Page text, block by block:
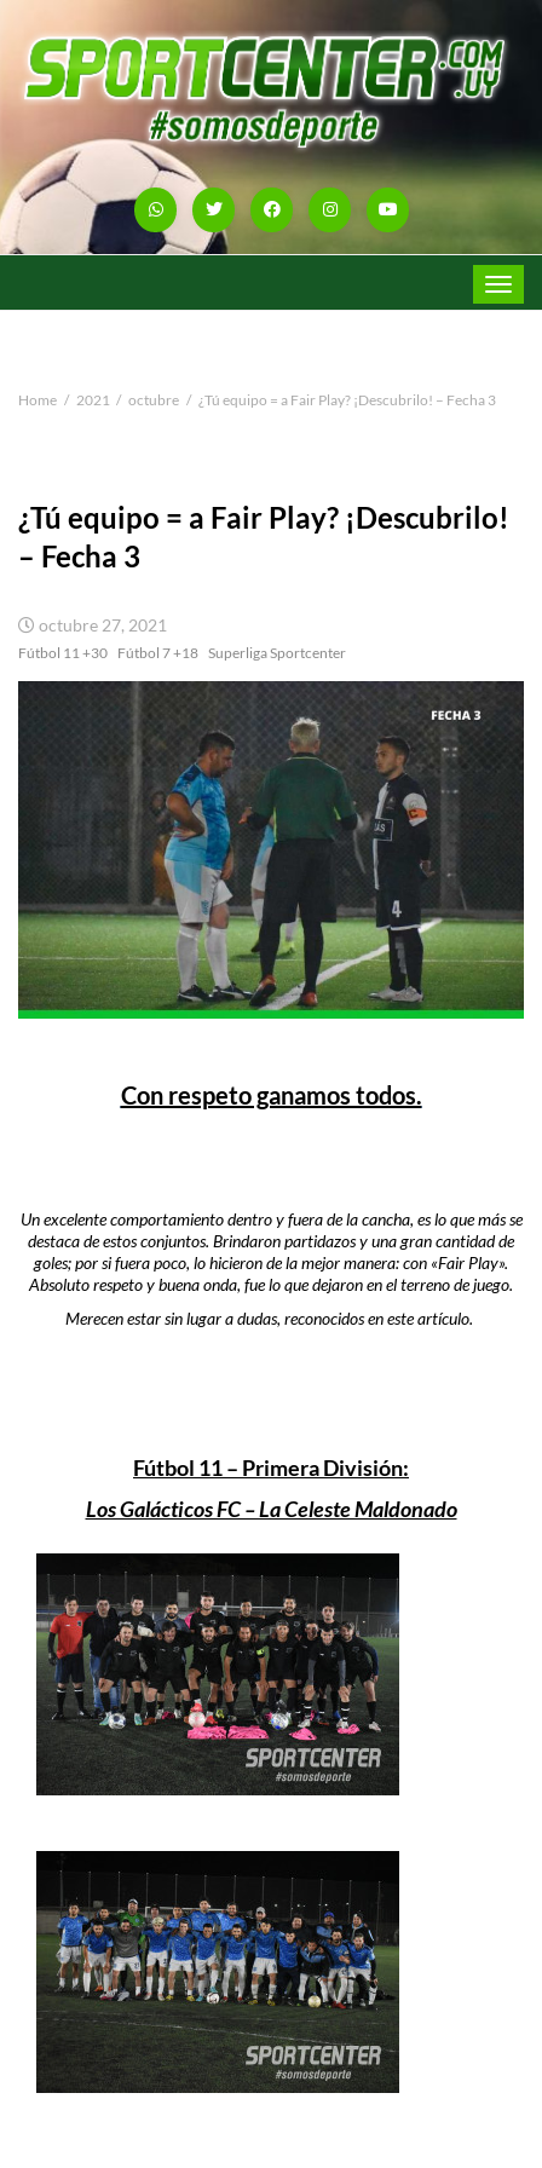
Toggle
Home 2021 octubre ¿Tú equipo = a Fair Play? ¡Descubrilo! – Fecha 3
¿Tú equipo = a Fair Play? ¡Descubrilo!
– Fecha 3
octubre 27, 2021
Fútbol 11 +30 Fútbol 7 +18 Superliga Sportcenter
Con respeto ganamos todos.
Un excelente comportamiento dentro y fuera de la cancha, es lo que más se
destaca de estos conjuntos. Brindaron partidazos y una gran cantidad de
goles; por si fuera poco, lo hicieron de la mejor manera: con «Fair Play».
Absoluto respeto y buena onda, fue lo que dejaron en el terreno de juego.
Merecen estar sin lugar a dudas, reconocidos en este artículo.
Fútbol 11 – Primera División:
Los Galácticos FC – La Celeste Maldonado